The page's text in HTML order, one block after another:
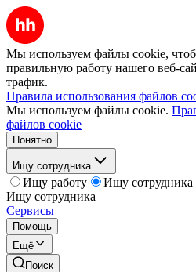
Мы используем файлы cookie,
правильную работу нашего веб-
трафик.
Правила использования файлов
Мы используем файлы cookie.
файлов cookie
Понятно
Ищу сотрудника
Ищу работу
Ищу сотрудника
Ищу сотрудника
Сервисы
Помощь
Ещё
Поиск